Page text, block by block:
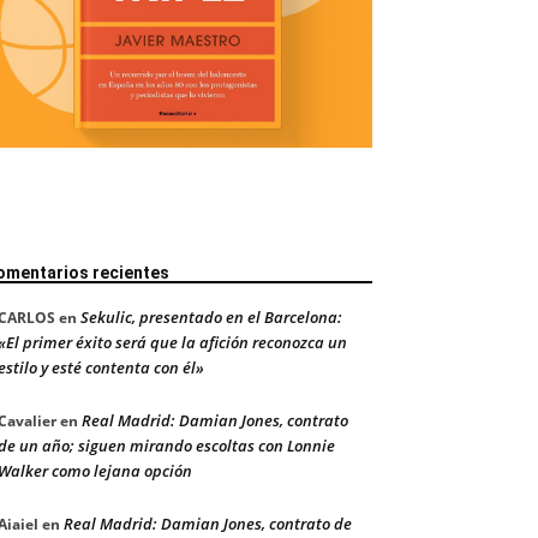
recientes
en Sekulic, presentado en el Barcelona:
primer éxito será que la afición reconozca un
y esté contenta con él»
en Real Madrid: Damian Jones, contrato
un año; siguen mirando escoltas con Lonnie
como lejana opción
en Real Madrid: Damian Jones, contrato de